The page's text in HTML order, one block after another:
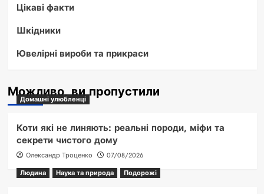
Цікаві факти
Шкідники
Ювелірні вироби та прикраси
Можливо, ви пропустили
Домашні улюбленці
Коти які не линяють: реальні породи, міфи та
секрети чистого дому
Олександр Троценко
07/08/2026
Людина
Наука та природа Подорожі